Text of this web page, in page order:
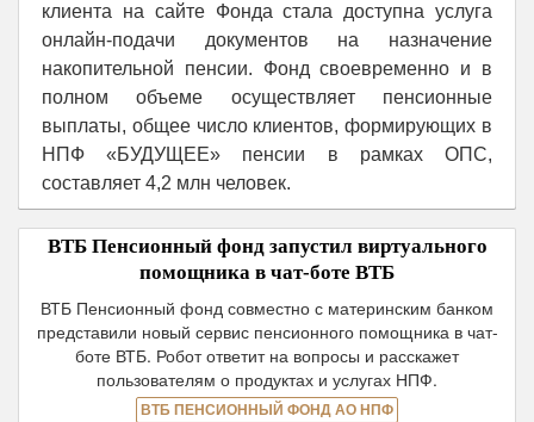
клиента на сайте Фонда стала доступна услуга
онлайн-подачи документов на назначение
накопительной пенсии. Фонд своевременно и в
полном объеме осуществляет пенсионные
выплаты, общее число клиентов, формирующих в
НПФ «БУДУЩЕЕ» пенсии в рамках ОПС,
составляет 4,2 млн человек.
ВТБ Пенсионный фонд запустил виртуального
помощника в чат-боте ВТБ
ВТБ Пенсионный фонд совместно с материнским банком
представили новый сервис пенсионного помощника в чат-
боте ВТБ. Робот ответит на вопросы и расскажет
пользователям о продуктах и услугах НПФ.
ВТБ ПЕНСИОННЫЙ ФОНД АО НПФ